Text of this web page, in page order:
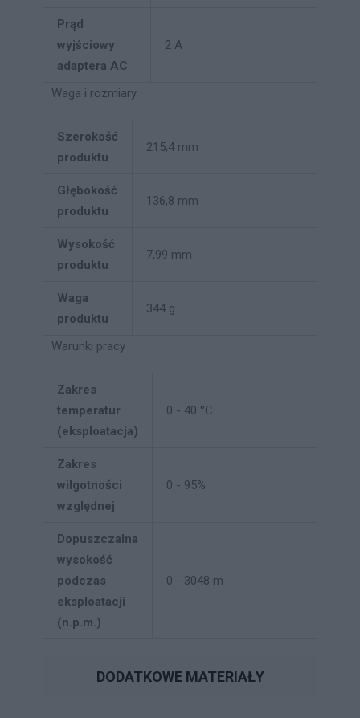
Prąd
wyjściowy
adaptera AC
2 A
Waga i rozmiary
Szerokość
produktu
215,4 mm
Głębokość
produktu
136,8 mm
Wysokość
produktu
7,99 mm
Waga
produktu
344 g
Warunki pracy
Zakres
temperatur
(eksploatacja)
0 - 40 °C
Zakres
wilgotności
względnej
0 - 95%
Dopuszczalna
wysokość
podczas
eksploatacji
(n.p.m.)
0 - 3048 m
DODATKOWE MATERIAŁY